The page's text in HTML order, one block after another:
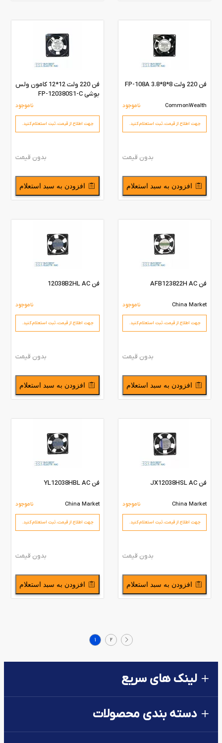
فن 220 ولت 8*8*3.8 FP-108A
CommonWealth ناموجود
جهت اطلاع از قیمت،‌ ثبت استعلام کنید.
بدون قیمت
افزودن به سبد استعلام
فن 220 ولت 12*12 کامون ولس
بوشی FP-120380S1-C
ناموجود
جهت اطلاع از قیمت،‌ ثبت استعلام کنید.
بدون قیمت
افزودن به سبد استعلام
فن AFB123822H AC
China Market ناموجود
جهت اطلاع از قیمت،‌ ثبت استعلام کنید.
بدون قیمت
افزودن به سبد استعلام
فن 12038B2HL AC
ناموجود
جهت اطلاع از قیمت،‌ ثبت استعلام کنید.
بدون قیمت
افزودن به سبد استعلام
فن JX12038HSL AC
China Market ناموجود
جهت اطلاع از قیمت،‌ ثبت استعلام کنید.
بدون قیمت
افزودن به سبد استعلام
فن YL12038HBL AC
China Market ناموجود
جهت اطلاع از قیمت،‌ ثبت استعلام کنید.
بدون قیمت
افزودن به سبد استعلام
1 2
لینک های سریع
دسته بندی محصولات